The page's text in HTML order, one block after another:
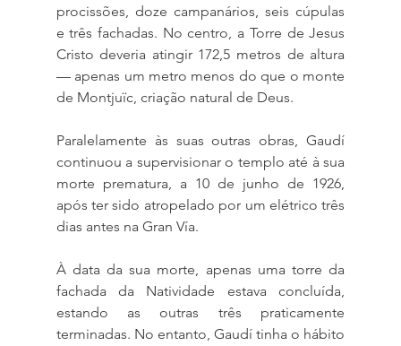
procissões, doze campanários, seis cúpulas
e três fachadas. No centro, a Torre de Jesus
Cristo deveria atingir 172,5 metros de altura
— apenas um metro menos do que o monte
de Montjuïc, criação natural de Deus.
Paralelamente às suas outras obras, Gaudí
continuou a supervisionar o templo até à sua
morte prematura, a 10 de junho de 1926,
após ter sido atropelado por um elétrico três
dias antes na Gran Vía.
À data da sua morte, apenas uma torre da
fachada da Natividade estava concluída,
estando as outras três praticamente
terminadas. No entanto, Gaudí tinha o hábito